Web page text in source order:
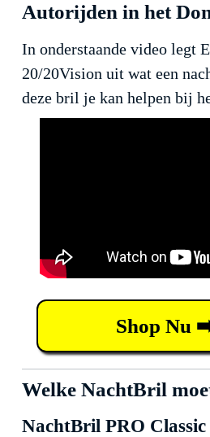
Autorijden in het
In onderstaande video legt
20/20Vision uit wat een
deze bril je kan helpen bij
Shop Nu
Welke NachtBril
NachtBril PRO Classic